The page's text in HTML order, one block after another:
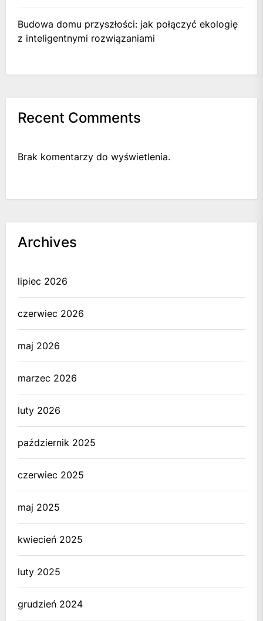
Budowa domu przyszłości: jak połączyć ekologię
z inteligentnymi rozwiązaniami
Recent Comments
Brak komentarzy do wyświetlenia.
Archives
lipiec 2026
czerwiec 2026
maj 2026
marzec 2026
luty 2026
październik 2025
czerwiec 2025
maj 2025
kwiecień 2025
luty 2025
grudzień 2024